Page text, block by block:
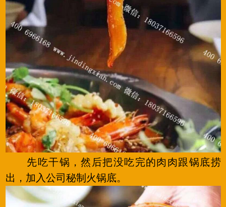
先吃干锅，然后把没吃完的肉肉跟锅底捞
出，加入公司秘制火锅底。